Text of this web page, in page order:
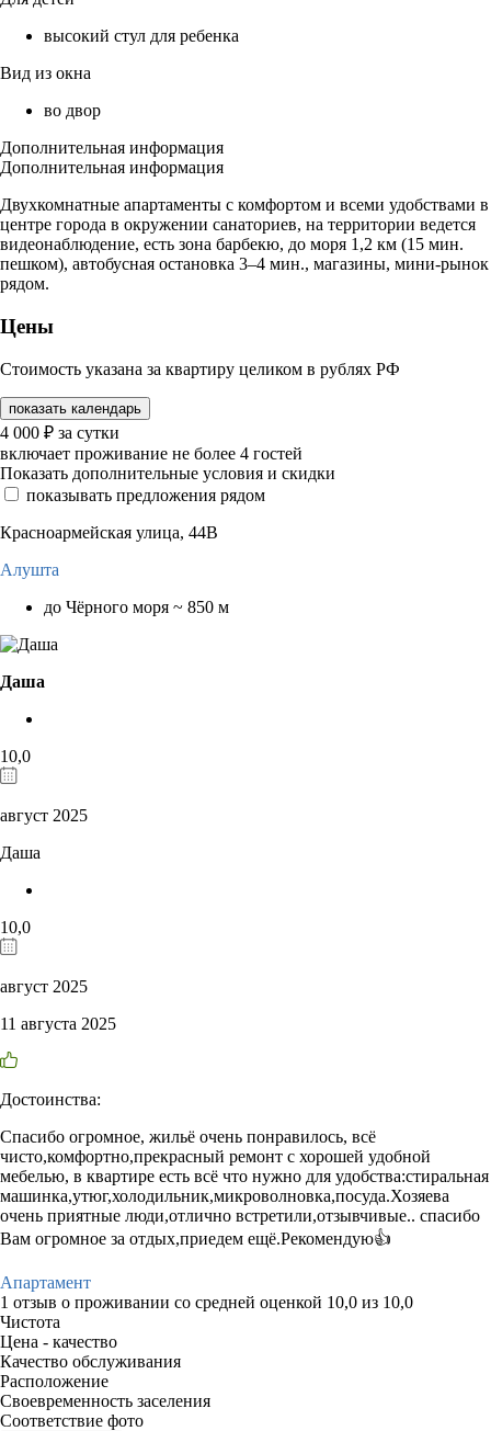
высокий стул для ребенка
Вид из окна
во двор
Дополнительная информация
Дополнительная информация
Двухкомнатные апартаменты с комфортом и всеми удобствами в
центре города в окружении санаториев, на территории ведется
видеонаблюдение, есть зона барбекю, до моря 1,2 км (15 мин.
пешком), автобусная остановка 3–4 мин., магазины, мини-рынок
рядом.
Цены
Стоимость указана за квартиру целиком в рублях РФ
показать календарь
4 000 ₽ за сутки
включает проживание не более 4 гостей
Показать дополнительные условия и скидки
показывать предложения рядом
Красноармейская улица, 44В
Алушта
до Чёрного моря ~ 850 м
Даша
10,0
август 2025
Даша
10,0
август 2025
11 августа 2025
Достоинства:
Спасибо огромное, жильё очень понравилось, всё
чисто,комфортно,прекрасный ремонт с хорошей удобной
мебелью, в квартире есть всё что нужно для удобства:стиральная
машинка,утюг,холодильник,микроволновка,посуда.Хозяева
очень приятные люди,отлично встретили,отзывчивые.. спасибо
Вам огромное за отдых,приедем ещё.Рекомендую👍
Апартамент
1 отзыв о проживании со средней оценкой 10,0 из 10,0
Чистота
Цена - качество
Качество обслуживания
Расположение
Своевременность заселения
Соответствие фото